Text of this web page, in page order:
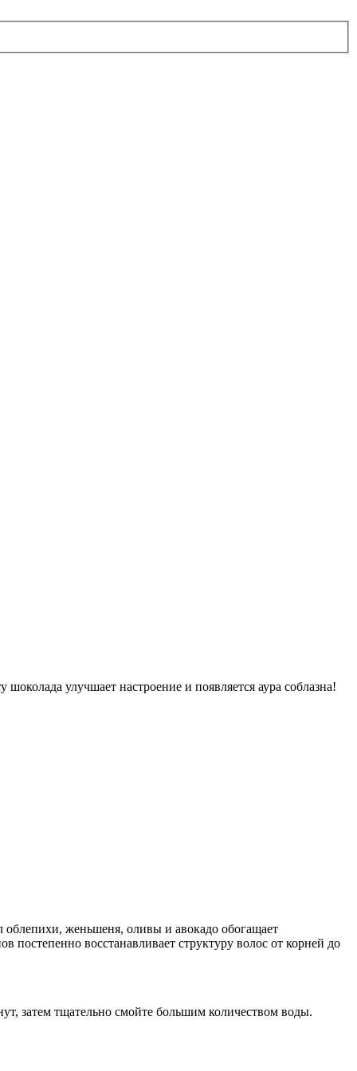
улучшает настроение и появляется аура соблазна!
облепихи, женьшеня, оливы и авокадо обогащает
восстанавливает структуру волос от корней до
затем тщательно смойте большим количеством воды.